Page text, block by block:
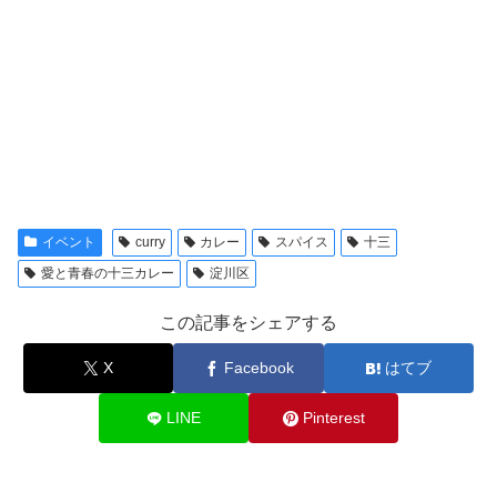
イベント curry カレー スパイス
十三
愛と青春の十三カレー
淀川区
この記事をシェアする
X Facebook はてブ
LINE Pinterest